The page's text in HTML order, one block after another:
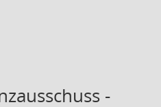
-